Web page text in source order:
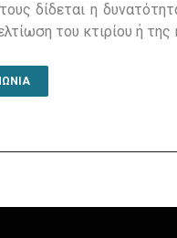
δίδεται η
του κτιρίου ή της